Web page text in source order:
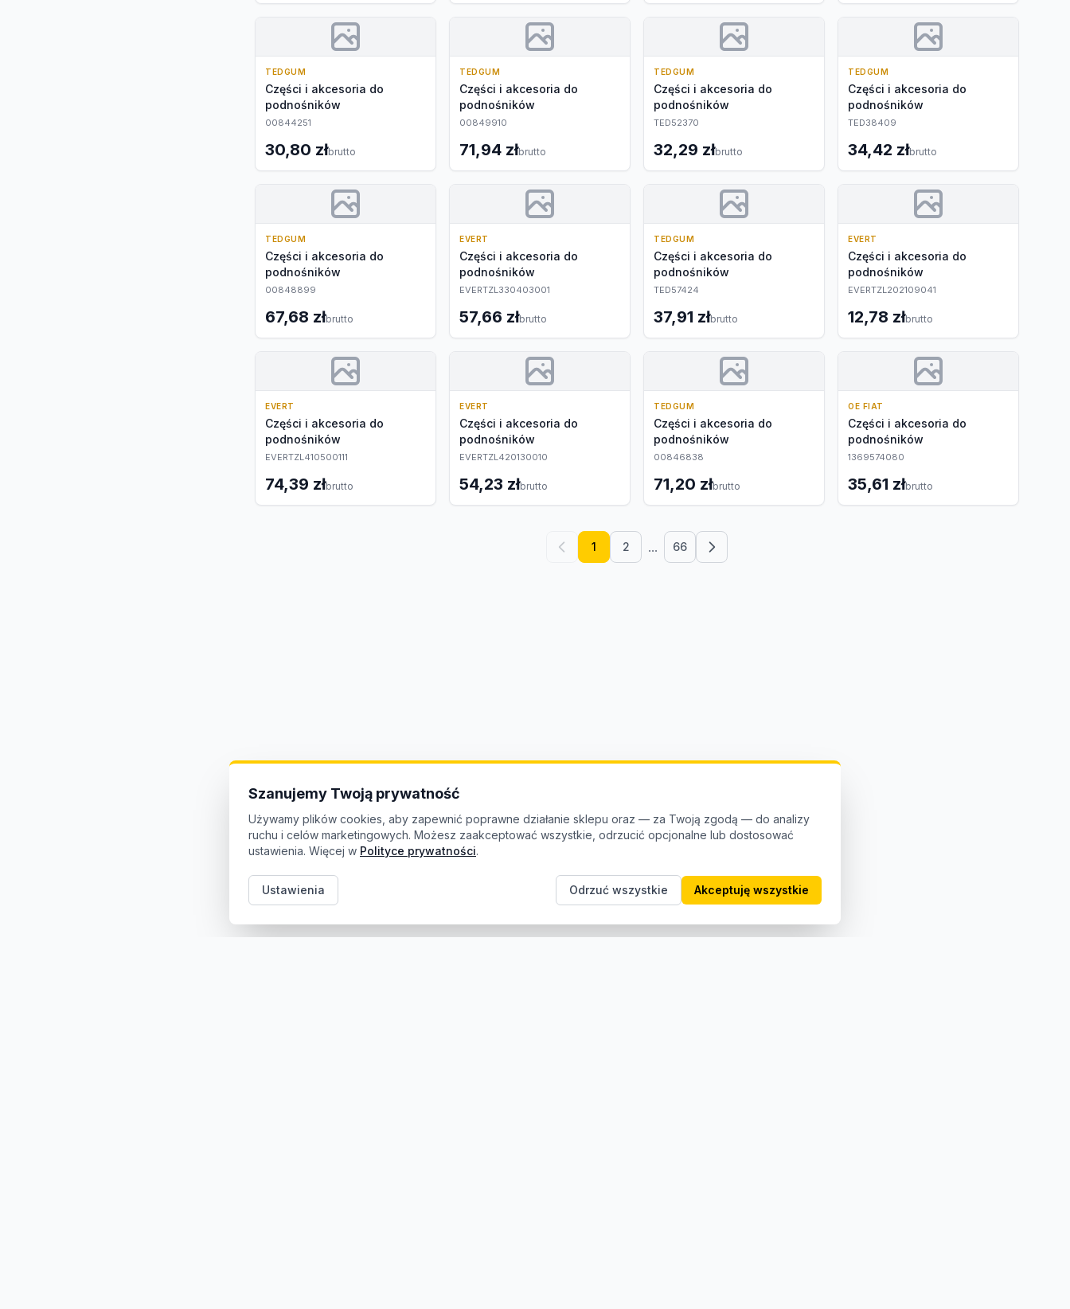
TEDGUM
Części i akcesoria do
podnośników
00844251
30,80 złbrutto
TEDGUM
Części i akcesoria do
podnośników
00849910
71,94 złbrutto
TEDGUM
Części i akcesoria do
podnośników
TED52370
32,29 złbrutto
TEDGUM
Części i akcesoria do
podnośników
TED38409
34,42 złbrutto
TEDGUM
Części i akcesoria do
podnośników
00848899
67,68 złbrutto
EVERT
Części i akcesoria do
podnośników
EVERTZL330403001
57,66 złbrutto
TEDGUM
Części i akcesoria do
podnośników
TED57424
37,91 złbrutto
EVERT
Części i akcesoria do
podnośników
EVERTZL202109041
12,78 złbrutto
EVERT
Części i akcesoria do
podnośników
EVERTZL410500111
74,39 złbrutto
EVERT
Części i akcesoria do
podnośników
EVERTZL420130010
54,23 złbrutto
TEDGUM
Części i akcesoria do
podnośników
00846838
71,20 złbrutto
OE FIAT
Części i akcesoria do
podnośników
1369574080
35,61 złbrutto
1 2 ... 66
Szanujemy Twoją prywatność
Używamy plików cookies, aby zapewnić poprawne działanie sklepu oraz — za Twoją zgodą — do analizy
ruchu i celów marketingowych. Możesz zaakceptować wszystkie, odrzucić opcjonalne lub dostosować
ustawienia. Więcej w Polityce prywatności.
Ustawienia Odrzuć wszystkie Akceptuję wszystkie